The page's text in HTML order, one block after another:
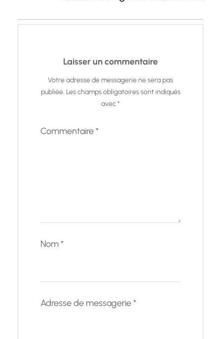
Laisser un commentaire
Votre adresse de messagerie ne sera pas
publiée. Les champs obligatoires sont indiqués
avec*
Commentaire*
Nom*
Adresse de messagerie*